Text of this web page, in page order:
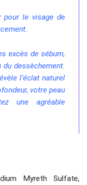
pour le visage de
excès de sébum,
dessèchement.
l’éclat naturel
votre peau
une agréable
Myreth Sulfate,